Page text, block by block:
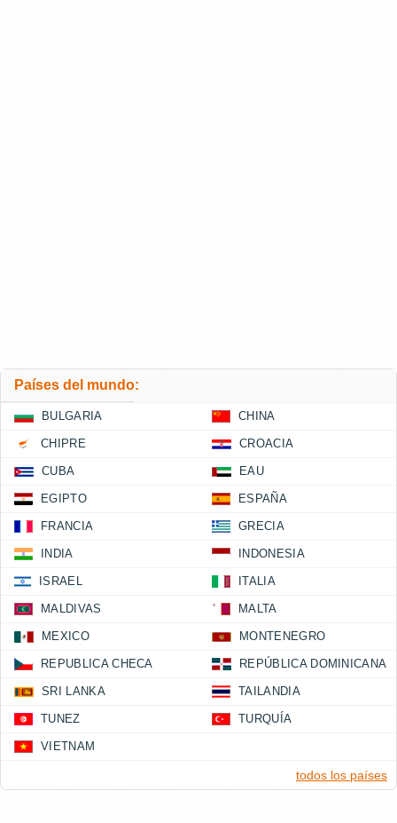
Países del mundo:
BULGARIA CHINA
CHIPRE CROACIA
CUBA EAU
EGIPTO ESPAÑA
FRANCIA GRECIA
INDIA INDONESIA
ISRAEL ITALIA
MALDIVAS MALTA
MEXICO MONTENEGRO
REPUBLICA CHECA REPÚBLICA DOMINICANA
SRI LANKA TAILANDIA
TUNEZ TURQUÍA
VIETNAM
todos los países